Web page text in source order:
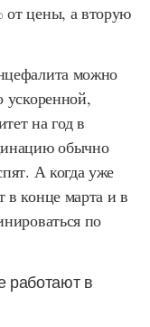
от цены, а вторую
можно
ускоренной,
на год в
обычно
А когда уже
в конце марта и в
по
работают в